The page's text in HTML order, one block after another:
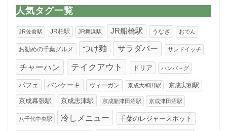
リ
ー
人気タグ一覧
JR佐倉駅 JR柏駅 JR舞浜駅 JR船橋駅 うなぎ おでん
お勧めの千葉グルメ つけ麺 サラダバー サンドイッチ
チャーハン テイクアウト ドリア ハンバ－グ
パフェ パンケーキ ヴィーガン 京成大和田駅 京成実籾駅
京成幕張駅 京成志津駅 京成新津田沼駅 京成津田沼駅
八千代中央駅 冷しメニュー 千葉のレジャースポット